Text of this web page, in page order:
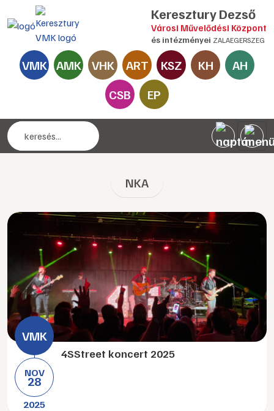
Keresztury Dezső
Városi Művelődési Központ
és intézményei ZALAEGERSZEG
VMK AMK VHK ART KSZ KH
AH
CSB
EP
NKA
NOV
28
2025
4SStreet koncert 2025